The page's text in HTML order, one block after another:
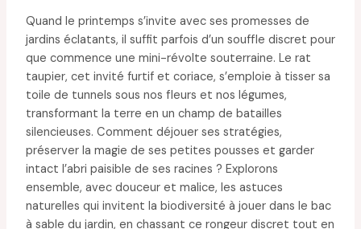
Quand le printemps s’invite avec ses promesses de
jardins éclatants, il suffit parfois d’un souffle discret pour
que commence une mini-révolte souterraine. Le rat
taupier, cet invité furtif et coriace, s’emploie à tisser sa
toile de tunnels sous nos fleurs et nos légumes,
transformant la terre en un champ de batailles
silencieuses. Comment déjouer ses stratégies,
préserver la magie de ses petites pousses et garder
intact l’abri paisible de ses racines ? Explorons
ensemble, avec douceur et malice, les astuces
naturelles qui invitent la biodiversité à jouer dans le bac
à sable du jardin, en chassant ce rongeur discret tout en